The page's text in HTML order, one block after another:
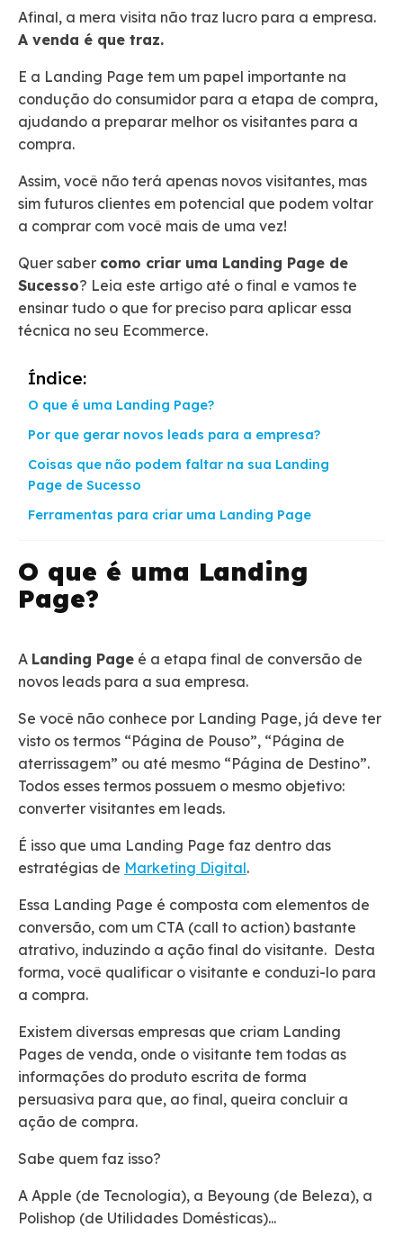
Afinal, a mera visita não traz lucro para a empresa.
A venda é que traz.
E a Landing Page tem um papel importante na
condução do consumidor para a etapa de compra,
ajudando a preparar melhor os visitantes para a
compra.
Assim, você não terá apenas novos visitantes, mas
sim futuros clientes em potencial que podem voltar
a comprar com você mais de uma vez!
Quer saber como criar uma Landing Page de
Sucesso? Leia este artigo até o final e vamos te
ensinar tudo o que for preciso para aplicar essa
técnica no seu Ecommerce.
Índice:
O que é uma Landing Page?
Por que gerar novos leads para a empresa?
Coisas que não podem faltar na sua Landing
Page de Sucesso
Ferramentas para criar uma Landing Page
O que é uma Landing
Page?
A Landing Page é a etapa final de conversão de
novos leads para a sua empresa.
Se você não conhece por Landing Page, já deve ter
visto os termos “Página de Pouso”, “Página de
aterrissagem” ou até mesmo “Página de Destino”.
Todos esses termos possuem o mesmo objetivo:
converter visitantes em leads.
É isso que uma Landing Page faz dentro das
estratégias de Marketing Digital.
Essa Landing Page é composta com elementos de
conversão, com um CTA (call to action) bastante
atrativo, induzindo a ação final do visitante. Desta
forma, você qualificar o visitante e conduzi-lo para
a compra.
Existem diversas empresas que criam Landing
Pages de venda, onde o visitante tem todas as
informações do produto escrita de forma
persuasiva para que, ao final, queira concluir a
ação de compra.
Sabe quem faz isso?
A Apple (de Tecnologia), a Beyoung (de Beleza), a
Polishop (de Utilidades Domésticas)...